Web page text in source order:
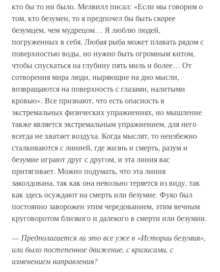
кто бы то ни было. Мелвилл писал: «Если мы говорим о
том, кто безумен, то я предпочел бы быть скорее
безумцем, чем мудрецом… Я люблю людей,
погруженных в себя. Любая рыба может плавать рядом с
поверхностью воды, но нужно быть огромным китом,
чтобы спускаться на глубину пять миль и более… От
сотворения мира люди, ныряющие на дно мысли,
возвращаются на поверхность с глазами, налитыми
кровью». Все признают, что есть опасность в
экстремальных физических упражнениях, но мышление
также является экстремальным упражнением, для него
всегда не хватает воздуха. Когда мыслят, то неизбежно
сталкиваются с линией, где жизнь и смерть, разум и
безумие играют друг с другом, и эта линия вас
притягивает. Можно подумать, что эта линия
заколдована, так как она невольно теряется из виду, так
как здесь осуждают на смерть или безумие. Фуко был
постоянно заворожен этим чередованием, этим вечным
круговоротом близкого и далекого в смерти или безумии.
— Предполагается ли это все уже в «Истории безумия»,
или было постепенное движение, с кризисами, с
изменением направления?